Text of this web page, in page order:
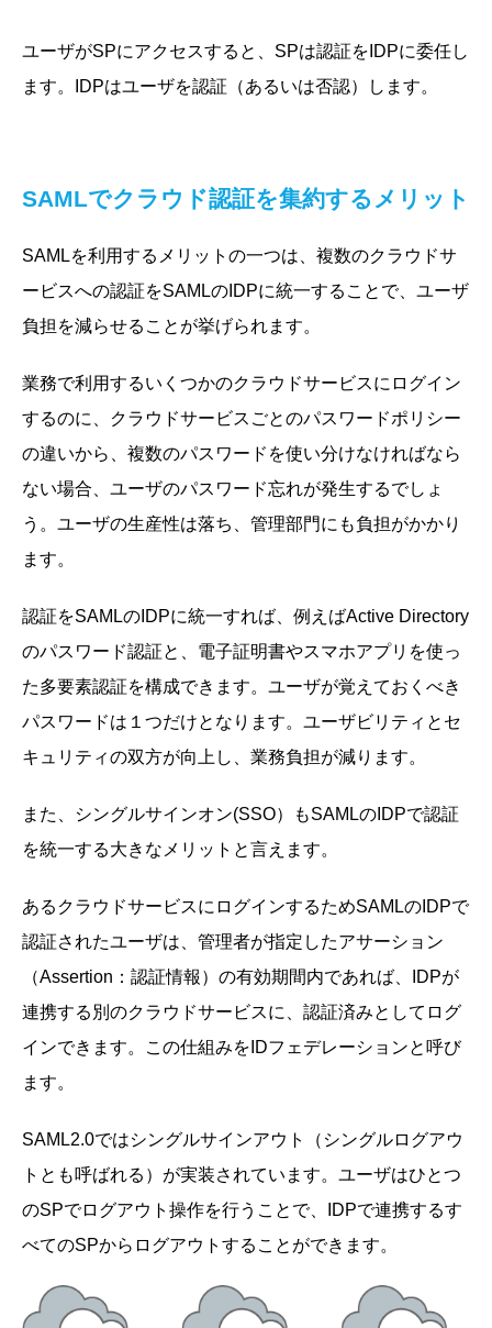
ユーザがSPにアクセスすると、SPは認証をIDPに委任し
ます。IDPはユーザを認証（あるいは否認）します。
SAMLでクラウド認証を集約するメリット
SAMLを利用するメリットの一つは、複数のクラウドサ
ービスへの認証をSAMLのIDPに統一することで、ユーザ
負担を減らせることが挙げられます。
業務で利用するいくつかのクラウドサービスにログイン
するのに、クラウドサービスごとのパスワードポリシー
の違いから、複数のパスワードを使い分けなければなら
ない場合、ユーザのパスワード忘れが発生するでしょ
う。ユーザの生産性は落ち、管理部門にも負担がかかり
ます。
認証をSAMLのIDPに統一すれば、例えばActive Directory
のパスワード認証と、電子証明書やスマホアプリを使っ
た多要素認証を構成できます。ユーザが覚えておくべき
パスワードは１つだけとなります。ユーザビリティとセ
キュリティの双方が向上し、業務負担が減ります。
また、シングルサインオン(SSO）もSAMLのIDPで認証
を統一する大きなメリットと言えます。
あるクラウドサービスにログインするためSAMLのIDPで
認証されたユーザは、管理者が指定したアサーション
（Assertion：認証情報）の有効期間内であれば、IDPが
連携する別のクラウドサービスに、認証済みとしてログ
インできます。この仕組みをIDフェデレーションと呼び
ます。
SAML2.0ではシングルサインアウト（シングルログアウ
トとも呼ばれる）が実装されています。ユーザはひとつ
のSPでログアウト操作を行うことで、IDPで連携するす
べてのSPからログアウトすることができます。